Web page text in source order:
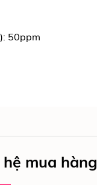
50ppm
hệ mua hàng